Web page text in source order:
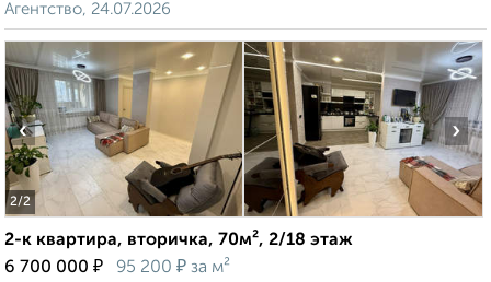
Агентство, 24.07.2026
2/2
‹ ›
2-к квартира, вторичка, 70м², 2/18 этаж
6 700 000 ₽ 95 200 ₽ за м²